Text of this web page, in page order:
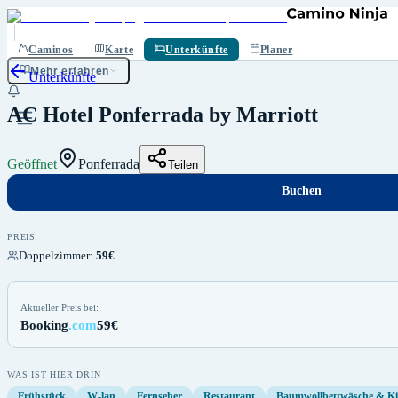
Caminos Karte Unterkünfte
Planer
Mehr erfahren
Unterkünfte
AC Hotel Ponferrada by Marriott
Geöffnet Ponferrada Teilen
Buchen Speichern
Buchen
PREIS
Doppelzimmer: 59€
Aktueller Preis bei:
Booking.com59€
WAS IST HIER DRIN